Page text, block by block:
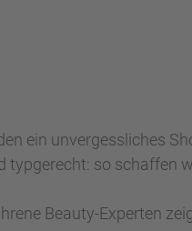
ein unvergessliches
so schaffen
Beauty-Experten